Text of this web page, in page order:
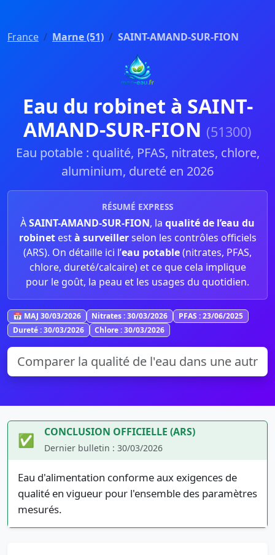
France Marne (51) SAINT-AMAND-SUR-FION
Eau du robinet à SAINT-
AMAND-SUR-FION (51300)
Eau potable : qualité, PFAS, nitrates, chlore,
aluminium, dureté en 2026
RÉSUMÉ EXPRESS
ÀSAINT-AMAND-SUR-FION, la qualité de l’eau du
robinetestà surveillerselon les contrôles officiels
(ARS). On détaille ici l’eau potable(nitrates, PFAS,
chlore, dureté/calcaire) et ce que cela implique
pour le goût, la peau et les usages du quotidien.
📅 MAJ 30/03/2026 Nitrates : 30/03/2026
PFAS : 23/06/2025
Dureté : 30/03/2026
Chlore : 30/03/2026
✅ CONCLUSION OFFICIELLE (ARS)
Dernier bulletin : 30/03/2026
Eau d'alimentation conforme aux exigences de
qualité en vigueur pour l'ensemble des paramètres
mesurés.